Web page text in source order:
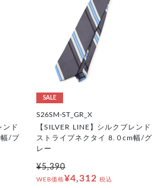
ンド
幅/ブ
SALE
S26SM-ST_GR_X
【SILVER LINE】シルクブレンド
ストライプネクタイ 8.０cm幅/グ
レー
¥5,390
WEB価格¥4,312 税込